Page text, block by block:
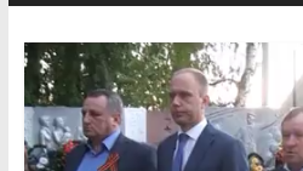
мероприятии
первоцветы!»
В вольере
заповедника
суслики